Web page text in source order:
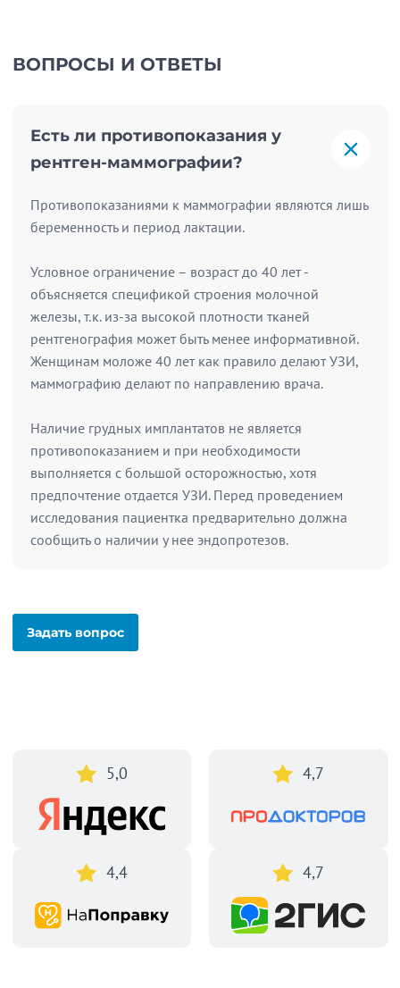
ВОПРОСЫ И ОТВЕТЫ
Есть ли противопоказания у
рентген-маммографии?
Противопоказаниями к маммографии являются лишь
беременность и период лактации.
Условное ограничение – возраст до 40 лет -
объясняется спецификой строения молочной
железы, т.к. из-за высокой плотности тканей
рентгенография может быть менее информативной.
Женщинам моложе 40 лет как правило делают УЗИ,
маммографию делают по направлению врача.
Наличие грудных имплантатов не является
противопоказанием и при необходимости
выполняется с большой осторожностью, хотя
предпочтение отдается УЗИ. Перед проведением
исследования пациентка предварительно должна
сообщить о наличии у нее эндопротезов.
Задать вопрос
5,0 4,7
4,4 4,7